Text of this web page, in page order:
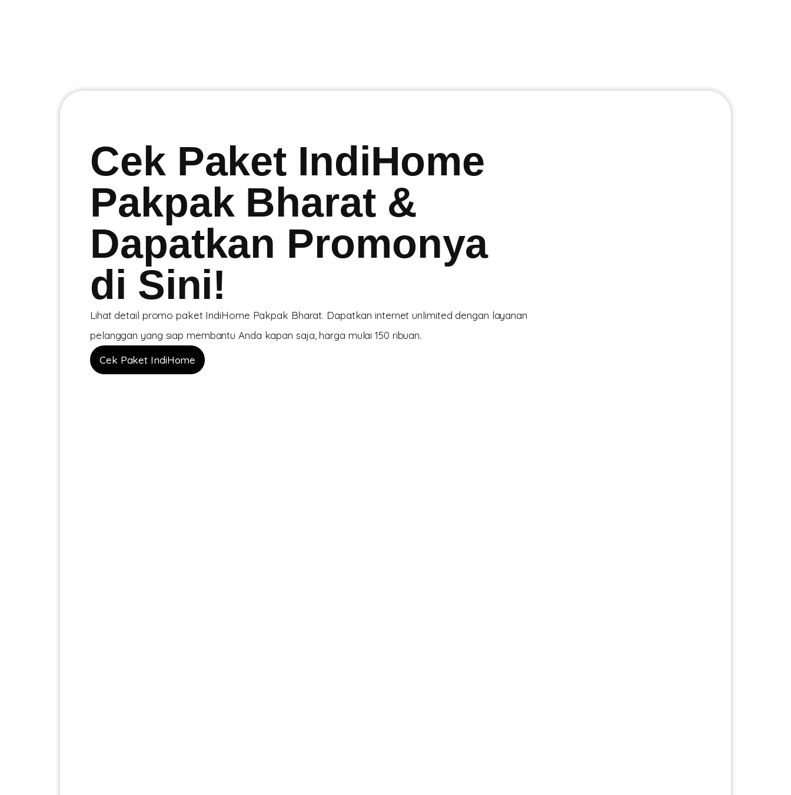
Cek Paket IndiHome
Pakpak Bharat &
Dapatkan Promonya
di Sini!
Lihat detail promo paket IndiHome Pakpak Bharat. Dapatkan internet unlimited dengan layanan
pelanggan yang siap membantu Anda kapan saja, harga mulai 150 ribuan.
Cek Paket IndiHome